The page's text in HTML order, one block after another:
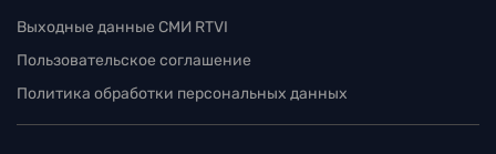
Выходные данные СМИ RTVI
Пользовательское соглашение
Политика обработки персональных данных